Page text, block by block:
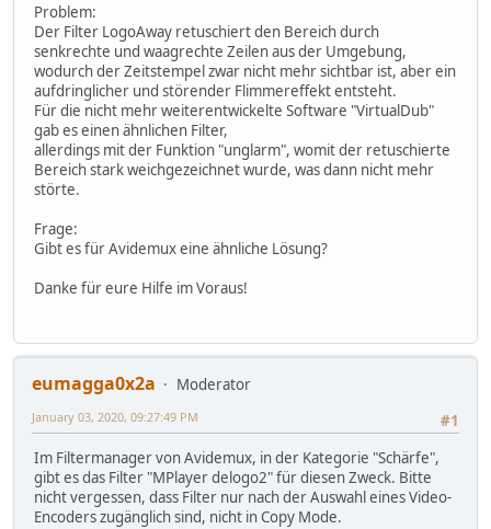
Problem:
Der Filter LogoAway retuschiert den Bereich durch
senkrechte und waagrechte Zeilen aus der Umgebung,
wodurch der Zeitstempel zwar nicht mehr sichtbar ist, aber ein
aufdringlicher und störender Flimmereffekt entsteht.
Für die nicht mehr weiterentwickelte Software "VirtualDub"
gab es einen ähnlichen Filter,
allerdings mit der Funktion "unglarm", womit der retuschierte
Bereich stark weichgezeichnet wurde, was dann nicht mehr
störte.
Frage:
Gibt es für Avidemux eine ähnliche Lösung?
Danke für eure Hilfe im Voraus!
eumagga0x2a
Moderator
#1
January 03, 2020, 09:27:49 PM
Im Filtermanager von Avidemux, in der Kategorie "Schärfe",
gibt es das Filter "MPlayer delogo2" für diesen Zweck. Bitte
nicht vergessen, dass Filter nur nach der Auswahl eines Video-
Encoders zugänglich sind, nicht in Copy Mode.